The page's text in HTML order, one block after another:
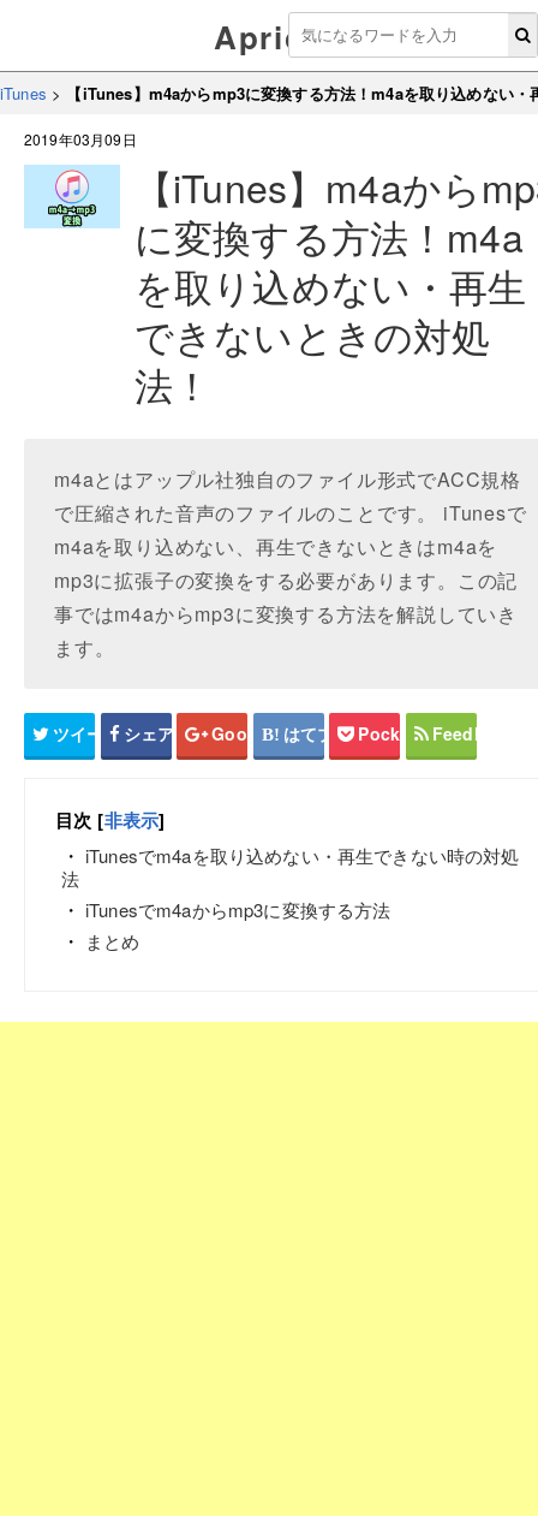
Aprico
iTunes > 【iTunes】m4aからmp3に変換する方法！m4aを取り込めない
2019年03月09日
【iTunes】m4aから
に変換する方法！m4a
を取り込めない・再生
できないときの対処
法！
m4aとはアップル社独自のファイル形式でACC規格
で圧縮された音声のファイルのことです。 iTunesで
m4aを取り込めない、再生できないときはm4aを
mp3に拡張子の変換をする必要があります。この記
事ではm4aからmp3に変換する方法を解説していき
ます。
ツイート シェア Google+ はてブ Pocket Feedly
目次 [非表示]
iTunesでm4aを取り込めない・再生できない時の対処
法
iTunesでm4aからmp3に変換する方法
まとめ